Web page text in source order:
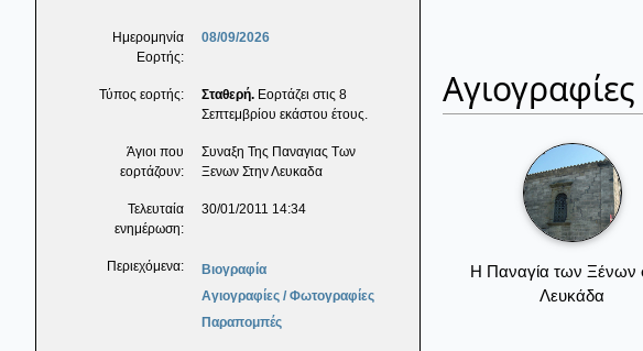
Ημερομηνία
Εορτής:
08/09/2026
Τύπος εορτής: Σταθερή. Εορτάζει στις 8
Σεπτεμβρίου εκάστου έτους.
Άγιοι που
εορτάζουν:
Συναξη Της Παναγιας Των
Ξενων Στην Λευκαδα
Τελευταία
ενημέρωση:
30/01/2011 14:34
Περιεχόμενα:
Βιογραφία
Αγιογραφίες / Φωτογραφίες
Παραπομπές
Η Παναγία των Ξένων
Λευκάδα